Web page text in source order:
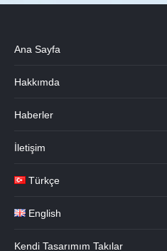
Ana Sayfa
Hakkımda
Haberler
İletişim
Türkçe
English
Kendi Tasarımım Takılar